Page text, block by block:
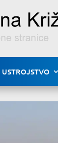
USTROJSTVO